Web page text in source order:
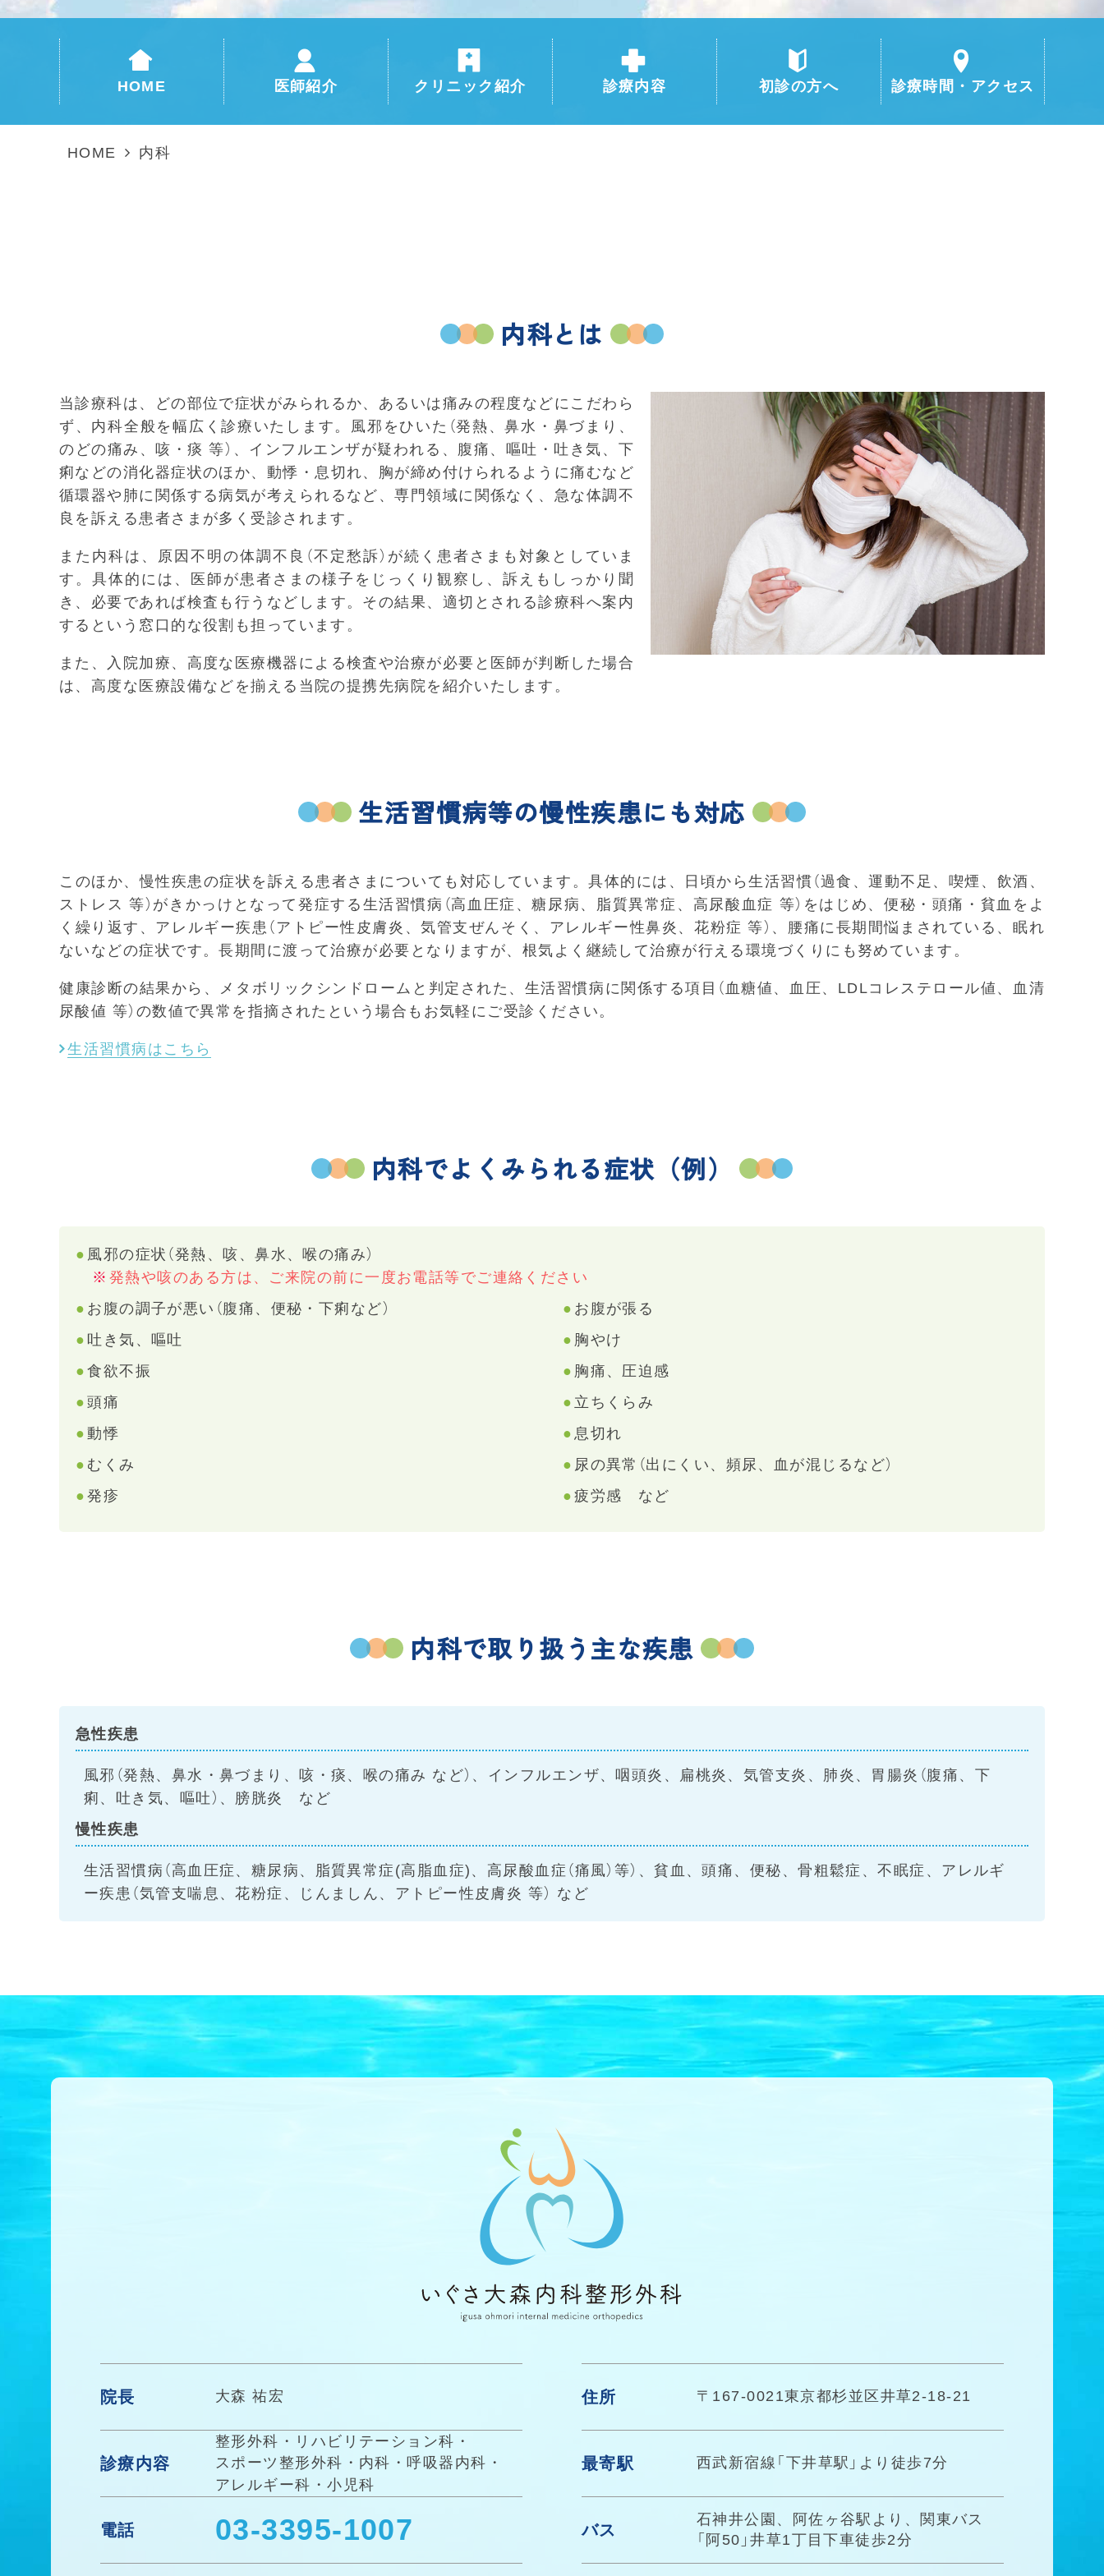
HOME 医師紹介 クリニック紹介 診療内容 初診の方へ 診療時間・アクセス
HOME 内科
内科とは
当診療科は、どの部位で症状がみられるか、あるいは痛みの程度などにこだわら
ず、内科全般を幅広く診療いたします。風邪をひいた（発熱、鼻水・鼻づまり、
のどの痛み、咳・痰 等）、インフルエンザが疑われる、腹痛、嘔吐・吐き気、下
痢などの消化器症状のほか、動悸・息切れ、胸が締め付けられるように痛むなど
循環器や肺に関係する病気が考えられるなど、専門領域に関係なく、急な体調不
良を訴える患者さまが多く受診されます。
また内科は、原因不明の体調不良（不定愁訴）が続く患者さまも対象としていま
す。具体的には、医師が患者さまの様子をじっくり観察し、訴えもしっかり聞
き、必要であれば検査も行うなどします。その結果、適切とされる診療科へ案内
するという窓口的な役割も担っています。
また、入院加療、高度な医療機器による検査や治療が必要と医師が判断した場合
は、高度な医療設備などを揃える当院の提携先病院を紹介いたします。
生活習慣病等の慢性疾患にも対応
このほか、慢性疾患の症状を訴える患者さまについても対応しています。具体的には、日頃から生活習慣（過食、運動不足、喫煙、飲酒、
ストレス 等）がきかっけとなって発症する生活習慣病（高血圧症、糖尿病、脂質異常症、高尿酸血症 等）をはじめ、便秘・頭痛・貧血をよ
く繰り返す、アレルギー疾患（アトピー性皮膚炎、気管支ぜんそく、アレルギー性鼻炎、花粉症 等）、腰痛に長期間悩まされている、眠れ
ないなどの症状です。長期間に渡って治療が必要となりますが、根気よく継続して治療が行える環境づくりにも努めています。
健康診断の結果から、メタボリックシンドロームと判定された、生活習慣病に関係する項目（血糖値、血圧、LDLコレステロール値、血清
尿酸値 等）の数値で異常を指摘されたという場合もお気軽にご受診ください。
生活習慣病はこちら
内科でよくみられる症状（例）
風邪の症状（発熱、咳、鼻水、喉の痛み）
発熱や咳のある方は、ご来院の前に一度お電話等でご連絡ください
お腹の調子が悪い（腹痛、便秘・下痢など）
お腹が張る
吐き気、嘔吐
胸やけ
食欲不振
胸痛、圧迫感
頭痛
立ちくらみ
動悸
息切れ
むくみ
尿の異常（出にくい、頻尿、血が混じるなど）
発疹
疲労感 など
内科で取り扱う主な疾患
急性疾患
風邪（発熱、鼻水・鼻づまり、咳・痰、喉の痛み など）、インフルエンザ、咽頭炎、扁桃炎、気管支炎、肺炎、胃腸炎（腹痛、下
痢、吐き気、嘔吐）、膀胱炎 など
慢性疾患
生活習慣病（高血圧症、糖尿病、脂質異常症(高脂血症)、高尿酸血症（痛風）等）、貧血、頭痛、便秘、骨粗鬆症、不眠症、アレルギ
ー疾患（気管支喘息、花粉症、じんましん、アトピー性皮膚炎 等） など
院長 大森 祐宏
診療内容
整形外科 ・ リハビリテーション科 ・
スポーツ整形外科 ・ 内科 ・呼吸器内科 ・
アレルギー科 ・小児科
電話 03-3395-1007
住所 〒167-0021東京都杉並区井草2-18-21
最寄駅 西武新宿線「下井草駅」より徒歩7分
バス
石神井公園、阿佐ヶ谷駅より、関東バス
「阿50」井草1丁目下車徒歩2分